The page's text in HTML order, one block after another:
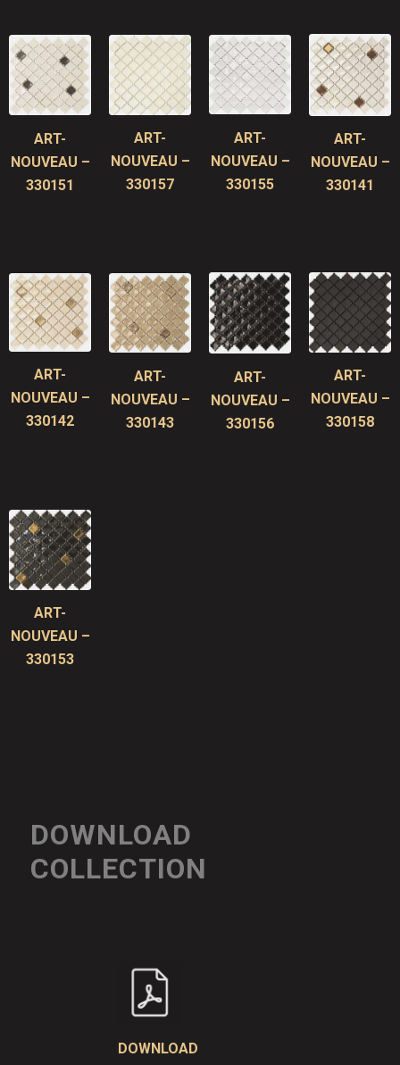
ART-
NOUVEAU –
330151
ART-
NOUVEAU –
330157
ART-
NOUVEAU –
330155
ART-
NOUVEAU –
330141
ART-
NOUVEAU –
330142
ART-
NOUVEAU –
330143
ART-
NOUVEAU –
330156
ART-
NOUVEAU –
330158
ART-
NOUVEAU –
330153
DOWNLOAD
COLLECTION
DOWNLOAD